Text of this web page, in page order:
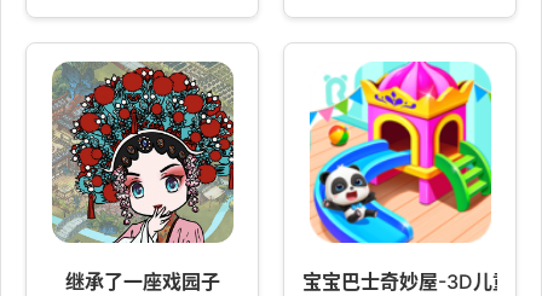
继承了一座戏园子 宝宝巴士奇妙屋-3D儿童益